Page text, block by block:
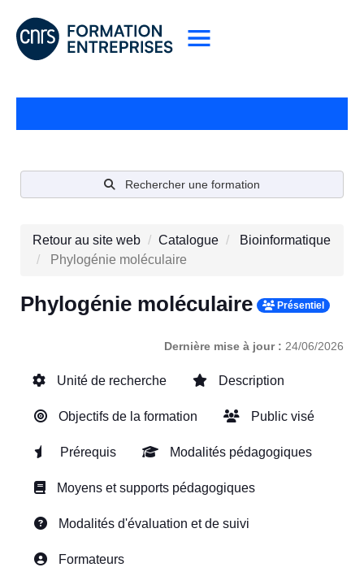
Rechercher une formation
Retour au site web Catalogue
Bioinformatique
Phylogénie moléculaire
Phylogénie moléculaire Présentiel
Dernière mise à jour : 24/06/2026
Unité de recherche Description
Objectifs de la formation Public visé
Prérequis Modalités pédagogiques
Moyens et supports pédagogiques
Modalités d'évaluation et de suivi
Formateurs